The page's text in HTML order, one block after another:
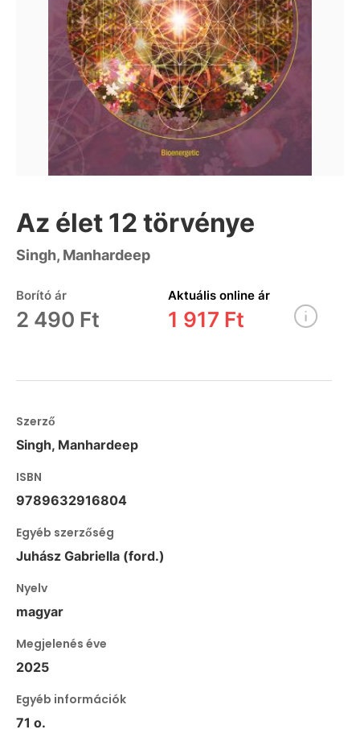
Az élet 12 törvénye
Singh, Manhardeep
Borító ár
2 490 Ft
Aktuális online ár
1 917 Ft
Szerző
Singh, Manhardeep
ISBN
9789632916804
Egyéb szerzőség
Juhász Gabriella (ford.)
Nyelv
magyar
Megjelenés éve
2025
Egyéb információk
71 o.